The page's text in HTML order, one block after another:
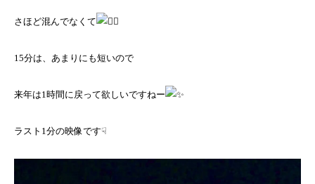
さほど混んでなくて
15分は、あまりにも短いので
来年は1時間に戻って欲しいですねー
ラスト1分の映像です☟